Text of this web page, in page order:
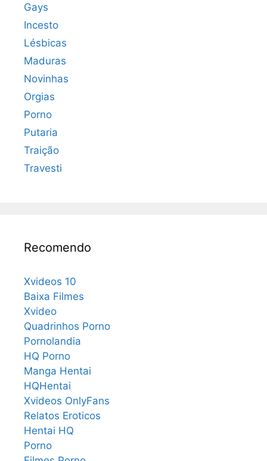
Gays
Incesto
Lésbicas
Maduras
Novinhas
Orgias
Porno
Putaria
Traição
Travesti
Recomendo
Xvideos 10
Baixa Filmes
Xvideo
Quadrinhos Porno
Pornolandia
HQ Porno
Manga Hentai
HQHentai
Xvideos OnlyFans
Relatos Eroticos
Hentai HQ
Porno